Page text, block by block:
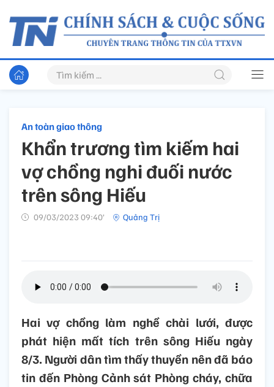
An toàn giao thông
Khẩn trương tìm kiếm hai
vợ chồng nghi đuối nước
trên sông Hiếu
09/03/2023 09:40’ Quảng Trị
Hai vợ chồng làm nghề chài lưới, được
phát hiện mất tích trên sông Hiếu ngày
8/3. Người dân tìm thấy thuyền nên đã báo
tin đến Phòng Cảnh sát Phòng cháy, chữa